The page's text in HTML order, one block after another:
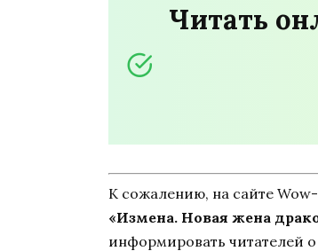
Читать
К сожалению, на сайте
«Измена. Новая жена
информировать читателей